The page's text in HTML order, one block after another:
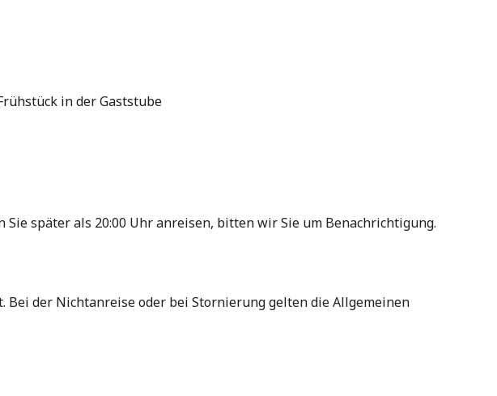
in der Gaststube
später als 20:00 Uhr anreisen, bitten wir Sie um Benachrichtigung.
der Nichtanreise oder bei Stornierung gelten die Allgemeinen